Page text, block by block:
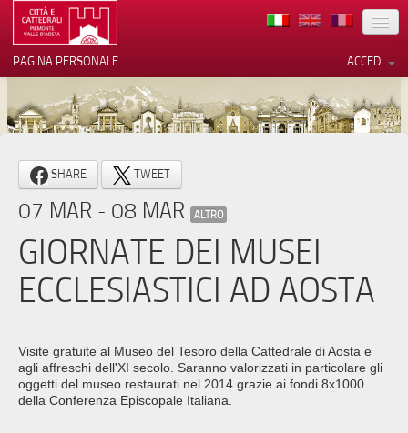
TERRITORIO
ARCHITETTURE
MUSEI
ITINERARI
EVENTI
CONTATTI
PRESS
ACCEDI
PAGINA PERSONALE
SHARE TWEET
07 MAR - 08 MAR ALTRO
GIORNATE DEI MUSEI
ECCLESIASTICI AD AOSTA
Visite gratuite al Museo del Tesoro della Cattedrale di Aosta e
agli affreschi dell'XI secolo. Saranno valorizzati in particolare gli
oggetti del museo restaurati nel 2014 grazie ai fondi 8x1000
della Conferenza Episcopale Italiana.
Informativa sulla raccolta
Le tue preferenze relative alla